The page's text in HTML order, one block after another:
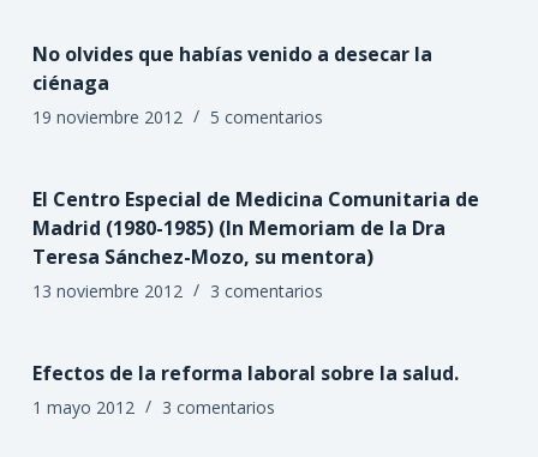
No olvides que habías venido a desecar la
ciénaga
19 noviembre 2012 5 comentarios
El Centro Especial de Medicina Comunitaria de
Madrid (1980-1985) (In Memoriam de la Dra
Teresa Sánchez-Mozo, su mentora)
13 noviembre 2012 3 comentarios
Efectos de la reforma laboral sobre la salud.
1 mayo 2012 3 comentarios